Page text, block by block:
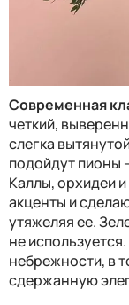
Современная
четкий,
слегка
подойдут пионы
Каллы, орхидеи
акценты и
утяжеляя ее.
не
небрежности, в
сдержанную